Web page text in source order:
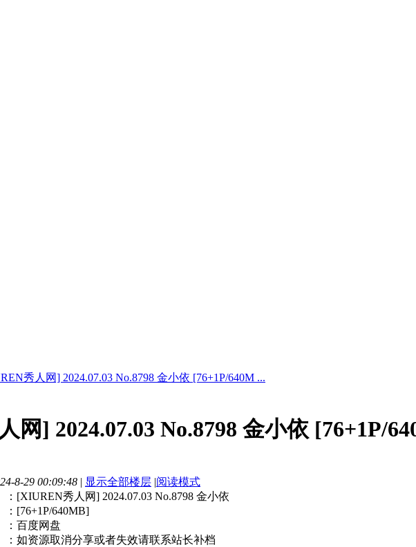
秀人网] 2024.07.03 No.8798 金小依 [76+1P/640M ...
网] 2024.07.03 No.8798 金小依 [76+1P/
8-29 00:09:48 | 显示全部楼层 |阅读模式
：[XIUREN秀人网] 2024.07.03 No.8798 金小依
：[76+1P/640MB]
：百度网盘
：如资源取消分享或者失效请联系站长补档